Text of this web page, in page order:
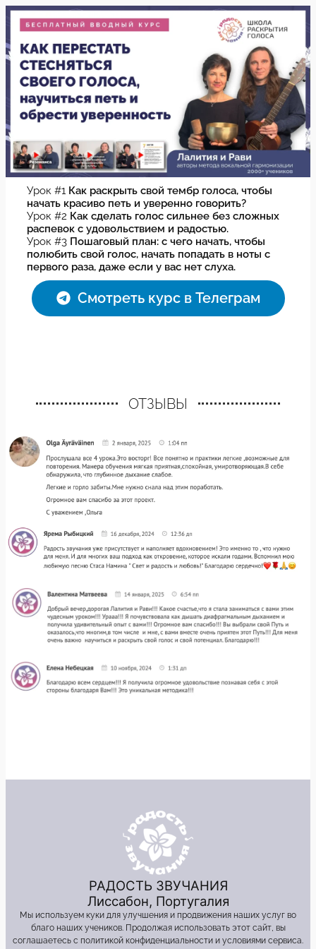
Перейти
содержимому
Урок #1 Как раскрыть свой тембр голоса, чтобы
начать красиво петь и уверенно говорить?
Урок #2 Как сделать голос сильнее без сложных
распевок с удовольствием и радостью.
Урок #3 Пошаговый план: с чего начать, чтобы
полюбить свой голос, начать попадать в ноты с
первого раза, даже если у вас нет слуха.
Смотреть курс в Телеграм
ОТЗЫВЫ
РАДОСТЬ ЗВУЧАНИЯ
Лиссабон, Португалия
Мы используем куки для улучшения и продвижения наших услуг во
благо наших учеников. Продолжая использовать этот сайт, вы
соглашаетесь с политикой конфиденциальности и условиями сервиса.